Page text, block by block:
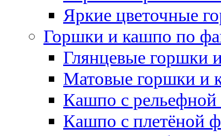
Яркие цветочные
Горшки и кашпо по
Глянцевые горшки
Матовые горшки и
Кашпо с рельефной
Кашпо с плетёной